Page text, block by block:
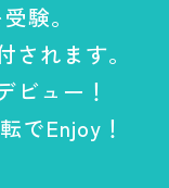
験。
れます。
ビュー！
でEnjoy！